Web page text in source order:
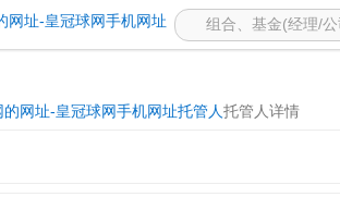
网址
网址-皇冠球网手机网址
的网址-皇冠球网手机网址托管人托管人详情